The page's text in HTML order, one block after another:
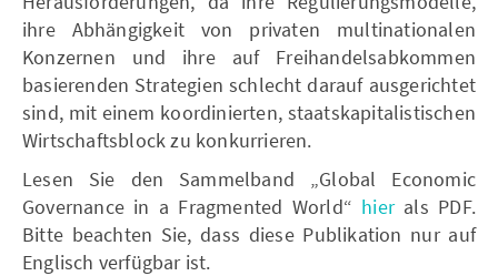
ihre Abhängigkeit von privaten multinationalen
Konzernen und ihre auf Freihandelsabkommen
basierenden Strategien schlecht darauf ausgerichtet
sind, mit einem koordinierten, staatskapitalistischen
Wirtschaftsblock zu konkurrieren.
Lesen Sie den Sammelband „Global Economic
Governance in a Fragmented World“ hierals PDF.
Bitte beachten Sie, dass diese Publikation nur auf
Englisch verfügbar ist.